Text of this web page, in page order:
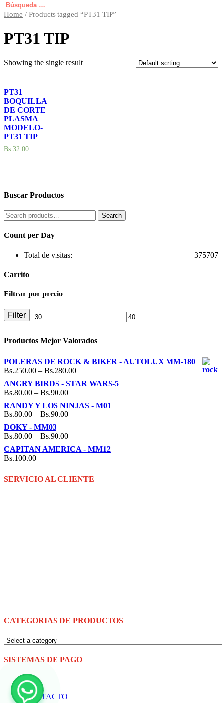
Home / Products tagged “PT31 TIP”
PT31 TIP
Showing the single result
PT31
BOQUILLA
DE CORTE
PLASMA
MODELO-
PT31 TIP
Bs. 32.00
Buscar Productos
Search
for:
Search
Count per Day
375707
Total de visitas:
Carrito
Filtrar por precio
Min Max
Filter
Productos Mejor Valorados
POLERAS DE ROCK & BIKER - AUTOLUX MM-180
Bs.250.00 – Bs.280.00
ANGRY BIRDS - STAR WARS-5
Bs.80.00 – Bs.90.00
RANDY Y LOS NINJAS - M01
Bs.80.00 – Bs.90.00
DOKY - MM03
Bs.80.00 – Bs.90.00
CAPITAN AMERICA - MM12
Bs.100.00
SERVICIO AL CLIENTE
CATEGORIAS DE PRODUCTOS
SISTEMAS DE PAGO
CONTACTO